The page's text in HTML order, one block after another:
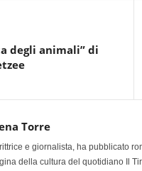
degli animali” di
Torre
e giornalista, ha pubblicato
della cultura del quotidiano Il